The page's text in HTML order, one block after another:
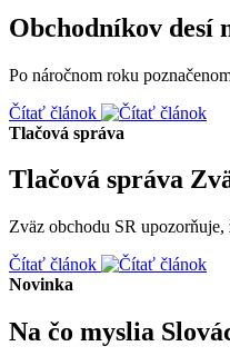
Obchodníkov desí
Po náročnom roku
Čítať článok
Tlačová správa
Tlačová správa
Zväz obchodu SR upozorňuje,
Čítať článok
Novinka
Na čo myslia